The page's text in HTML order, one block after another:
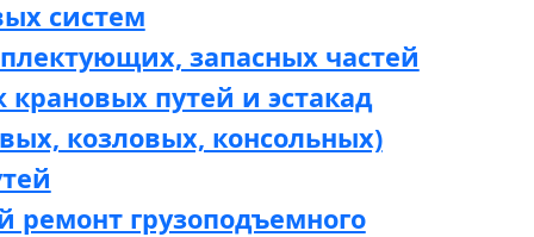
систем
запасных частей
путей и эстакад
козловых, консольных)
грузоподъемного